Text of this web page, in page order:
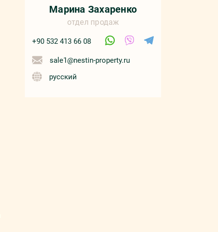
Марина Захаренко
отдел продаж
+90 532 413 66 08
sale1@nestin-property.ru
русский